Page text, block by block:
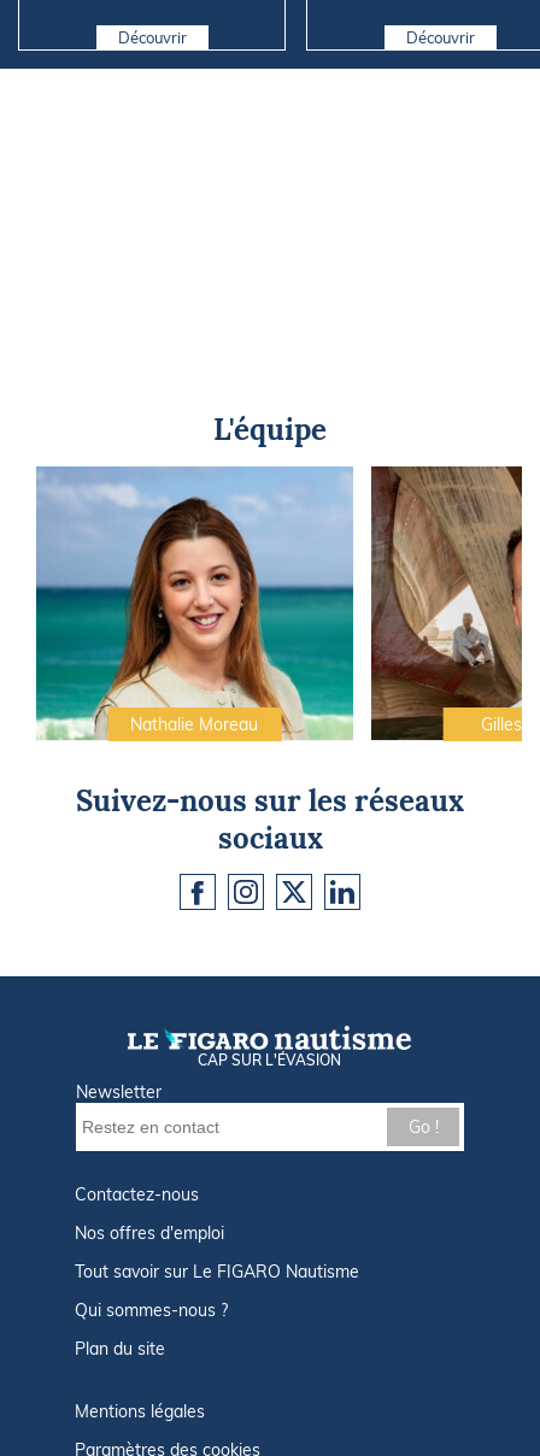
Découvrir Découvrir
L'équipe
Nathalie Moreau Gilles
Suivez-nous sur les réseaux
sociaux
CAP SUR L'ÉVASION
Newsletter
Go !
Contactez-nous
Nos offres d'emploi
Tout savoir sur Le FIGARO Nautisme
Qui sommes-nous ?
Plan du site
Mentions légales
Paramètres des cookies